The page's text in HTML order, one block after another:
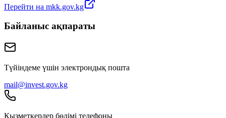
Перейти на mkk.gov.kg
Байланыс ақпараты
Түйіндеме үшін электрондық пошта
mail@invest.gov.kg
Қызметкерлер бөлімі телефоны